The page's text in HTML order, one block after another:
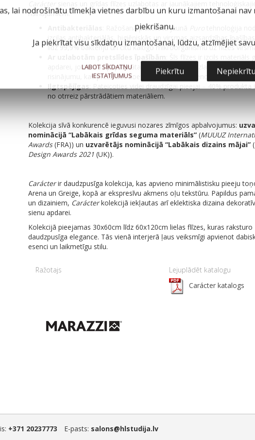
risinājumiem:
: Ražošanā pielietotā jaunā
izcilas antibakteriālās, higiēniskās un virsmas aizsardzības īpašības
līdz 99,9% baktēriju un citu kaitīgo mikroorganismu uz flīzes
apdarei, jo tikušas papildinātas ar tehnoloģiski uzlaboto
StepWise
risinājumu, kas pretslīdes koeficientu R11C apvieno ar maigu
Ilgtspējīgas: Pateicoties videi draudzīgai pieejai – 40% produkta
no otrreiz pārstrādātiem materiāliem.
Kolekcija sīvā konkurencē ieguvusi nozares zīmīgos apbalvojumus:
nominācijā “Labākais grīdas seguma materiāls” (MUUUZ
Awards(FRA)) un uzvarētājs nominācijā “Labākais dizains mājai” (
Design Awards 2021 (UK)).
Carácterir daudzpusīga kolekcija, kas apvieno minimālistisku pieeju
Arena un Greige, kopā ar ekspresīvu akmens oļu tekstūru. Papildus
un dizainiem, Carácterkolekcijā iekļautas arī eklektiska dizaina
sienu apdarei.
Kolekcijā pieejamas 30x60cm līdz 60x120cm lielas flīzes, kuras raksturo
daudzpusīga elegance. Tās vienā interjerā ļaus veiksmīgi apvienot
esenci un laikmetīgu stilu.
Ražotajs
Lejuplādēt katalogu
Carácter katalogs
+371 20237773 E-pasts: salons@hlstudija.lv
lai nodrošinātu tīmekļa vietnes darbību un kuru izmantošanai
piekrišanu.
Ja piekrītat visu sīkdatņu izmantošanai, lūdzu, atzīmējiet
LABOT SĪKDATŅU
IESTATĪJUMUS
Piekrītu Nepiekrītu